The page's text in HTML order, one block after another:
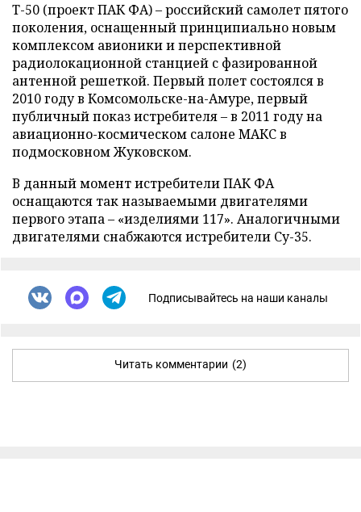
Т-50 (проект ПАК ФА) – российский самолет пятого
поколения, оснащенный принципиально новым
комплексом авионики и перспективной
радиолокационной станцией с фазированной
антенной решеткой. Первый полет состоялся в
2010 году в Комсомольске-на-Амуре, первый
публичный показ истребителя – в 2011 году на
авиационно-космическом салоне МАКС в
подмосковном Жуковском.
В данный момент истребители ПАК ФА
оснащаются так называемыми двигателями
первого этапа – «изделиями 117». Аналогичными
двигателями снабжаются истребители Су-35.
Подписывайтесь на наши каналы
Читать комментарии (2)